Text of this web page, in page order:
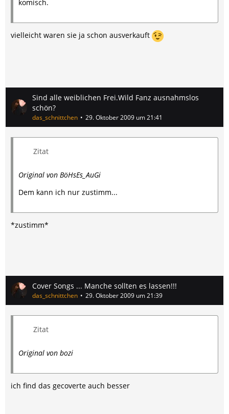
komisch.
vielleicht waren sie ja schon ausverkauft
Sind alle weiblichen Frei.Wild Fanz ausnahmslos
schön?
das_schnittchen 29. Oktober 2009 um 21:41
Zitat
Original von BöHsEs_AuGi
Dem kann ich nur zustimm...
*zustimm*
Cover Songs ... Manche sollten es lassen!!!
das_schnittchen 29. Oktober 2009 um 21:39
Zitat
Original von bozi
ich find das gecoverte auch besser